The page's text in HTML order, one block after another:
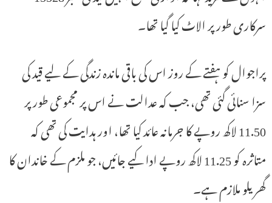
سرکاری طور پر الاٹ کیا گیا تھا۔
پراجوال کو ہفتے کے روز اس کی باقی ماندہ زندگی کے لیے قید کی
سزا سنائی گئی تھی، جب کہ عدالت نے اس پر مجموعی طور پر
11.50 لاکھ روپے کا جرمانہ عائد کیا تھا، اور ہدایت کی تھی کہ
متاثرہ کو 11.25 لاکھ روپے ادا کیے جائیں، جو ملزم کے خاندان کا
گھریلو ملازم ہے۔